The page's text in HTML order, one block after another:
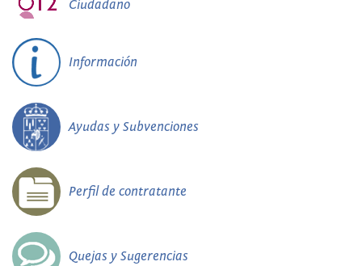
Ciudadano
Información
Ayudas y Subvenciones
Perfil de contratante
Quejas y Sugerencias